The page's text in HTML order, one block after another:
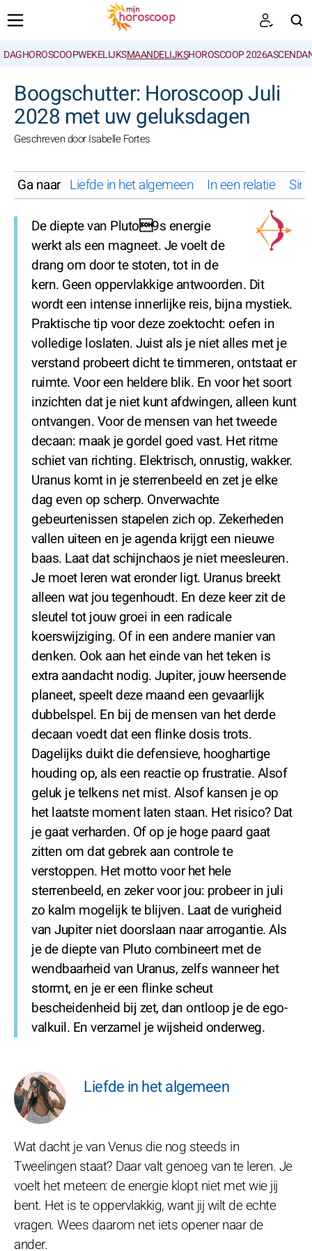
DAGHOROSCOOPWEKELIJKSMAANDELIJKSHOROSCOOP 2026
Boogschutter: Horoscoop Juli
2028 met uw geluksdagen
Geschreven door Isabelle Fortes
Ga naar Liefde in het algemeen In een relatie
De diepte van Pluto9s energie
werkt als een magneet. Je voelt de
drang om door te stoten, tot in de
kern. Geen oppervlakkige antwoorden. Dit
wordt een intense innerlijke reis, bijna mystiek.
Praktische tip voor deze zoektocht: oefen in
volledige loslaten. Juist als je niet alles met je
verstand probeert dicht te timmeren, ontstaat er
ruimte. Voor een heldere blik. En voor het soort
inzichten dat je niet kunt afdwingen, alleen kunt
ontvangen. Voor de mensen van het tweede
decaan: maak je gordel goed vast. Het ritme
schiet van richting. Elektrisch, onrustig, wakker.
Uranus komt in je sterrenbeeld en zet je elke
dag even op scherp. Onverwachte
gebeurtenissen stapelen zich op. Zekerheden
vallen uiteen en je agenda krijgt een nieuwe
baas. Laat dat schijnchaos je niet meesleuren.
Je moet leren wat eronder ligt. Uranus breekt
alleen wat jou tegenhoudt. En deze keer zit de
sleutel tot jouw groei in een radicale
koerswijziging. Of in een andere manier van
denken. Ook aan het einde van het teken is
extra aandacht nodig. Jupiter, jouw heersende
planeet, speelt deze maand een gevaarlijk
dubbelspel. En bij de mensen van het derde
decaan voedt dat een flinke dosis trots.
Dagelijks duikt die defensieve, hooghartige
houding op, als een reactie op frustratie. Alsof
geluk je telkens net mist. Alsof kansen je op
het laatste moment laten staan. Het risico? Dat
je gaat verharden. Of op je hoge paard gaat
zitten om dat gebrek aan controle te
verstoppen. Het motto voor het hele
sterrenbeeld, en zeker voor jou: probeer in juli
zo kalm mogelijk te blijven. Laat de vurigheid
van Jupiter niet doorslaan naar arrogantie. Als
je de diepte van Pluto combineert met de
wendbaarheid van Uranus, zelfs wanneer het
stormt, en je er een flinke scheut
bescheidenheid bij zet, dan ontloop je de ego-
valkuil. En verzamel je wijsheid onderweg.
Liefde in het algemeen
Wat dacht je van Venus die nog steeds in
Tweelingen staat? Daar valt genoeg van te leren. Je
voelt het meteen: de energie klopt niet met wie jij
bent. Het is te oppervlakkig, want jij wilt de echte
vragen. Wees daarom net iets opener naar de
ander.